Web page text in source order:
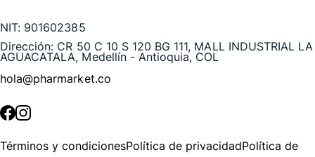
NIT: 901602385
Dirección: CR 50 C 10 S 120 BG 111, MALL INDUSTRIAL LA
AGUACATALA, Medellín - Antioquia, COL
hola@pharmarket.co
Términos y condicionesPolítica de privacidadPolítica de